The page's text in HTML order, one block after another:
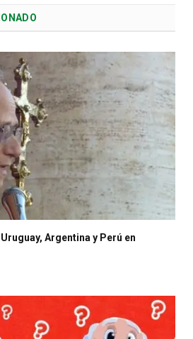
Argentina y Perú en